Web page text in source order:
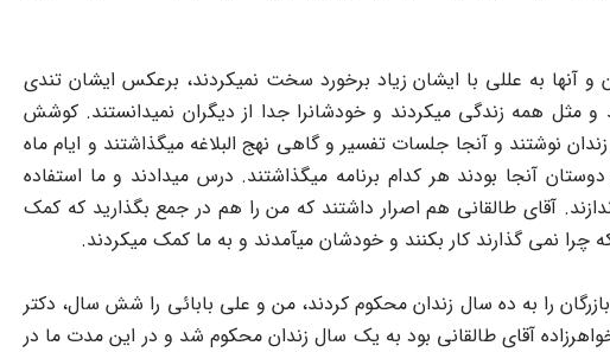
و آنها به عللی با ایشان زیاد برخورد سخت نمیکردند، برعکس ایشان تندی
و مثل همه زندگی میکردند و خودشانرا جدا از دیگران نمیدانستند. کوشش
نوشتند و آنجا جلسات تفسیر و گاهی نهج البلاغه میگذاشتند و ایام ماه
آنجا بودند هر کدام برنامه میگذاشتند. درس میدادند و ما استفاده
آقای طالقانی هم اصرار داشتند که من را هم در جمع بگذارید که کمک
چرا نمی گذارند کار بکنند و خودشان میآمدند و به ما کمک میکردند.
بازرگان را به ده سال زندان محکوم کردند، من و علی بابائی را شش سال، دکتر
آقای طالقانی بود به یک سال زندان محکوم شد و در این مدت ما در